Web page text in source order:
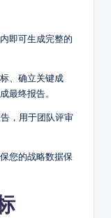
即可生成完整的
、确立关键成
最终报告。
，用于团队评审
您的战略数据保